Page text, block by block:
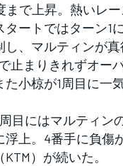
まで上昇。熱いレ
ートではターン1
し、マルティンが
止まりきれずオー
小椋が1周目に一
目にはマルティン
浮上。4番手に負傷
KTM）が続いた。